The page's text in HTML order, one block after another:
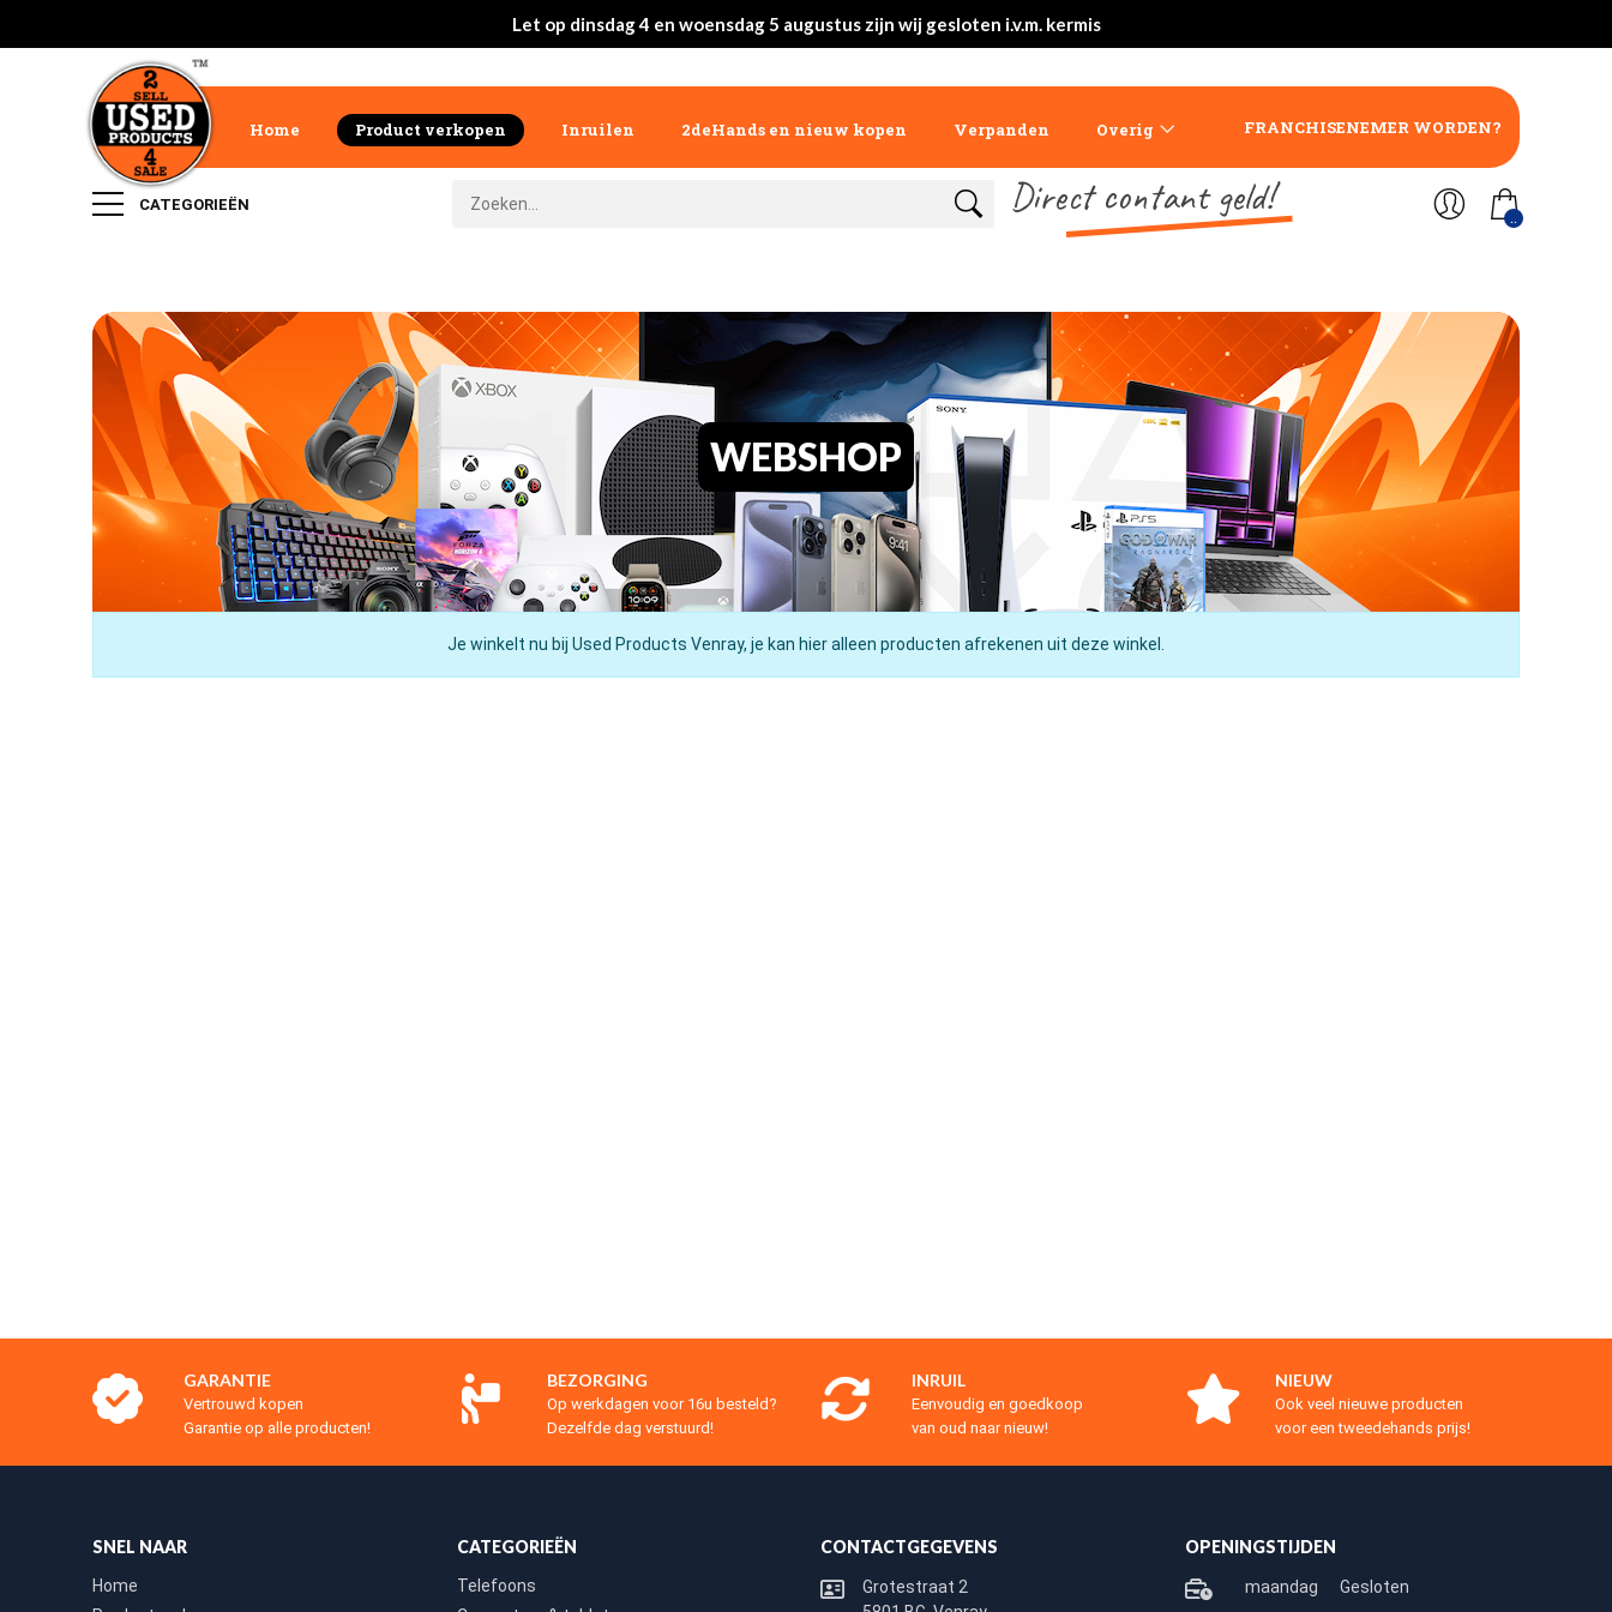
Let op dinsdag 4 en woensdag 5 augustus zijn wij gesloten i.v.m. kermis
Home Product verkopen Inruilen 2deHands en nieuw kopen Verpanden Overig FRANCHISENEMER WORDEN?
CATEGORIEËN Direct contant geld! ..
WEBSHOP
Je winkelt nu bij Used Products Venray, je kan hier alleen producten afrekenen uit deze winkel.
GARANTIE
Vertrouwd kopen
Garantie op alle producten!
BEZORGING
Op werkdagen voor 16u besteld?
Dezelfde dag verstuurd!
INRUIL
Eenvoudig en goedkoop
van oud naar nieuw!
NIEUW
Ook veel nieuwe producten
voor een tweedehands prijs!
SNEL NAAR
Home
CATEGORIEËN
Telefoons
CONTACTGEGEVENS
Grotestraat 2
OPENINGSTIJDEN
maandag Gesloten